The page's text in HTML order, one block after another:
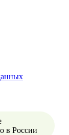
в России